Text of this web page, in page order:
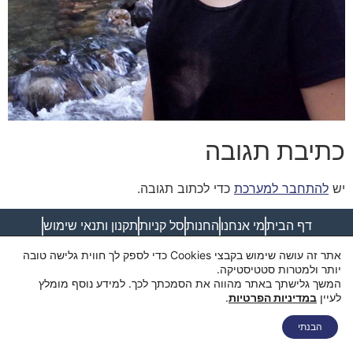
כתיבת תגובה
יש להתחבר למערכת כדי לכתוב תגובה.
דף הביתמי אנחנו החנותסל קניותתקנון ותנאי שימוש
אתר זה עושה שימוש בקבצי Cookies כדי לספק לך חווית גלישה טובה
יותר ולמטרות סטטיסטיקה.
המשך גלישתך באתר מהווה את הסמכתך לכך. למידע נוסף מומלץ
לעיין במדיניות הפרטיות.
הבנתי